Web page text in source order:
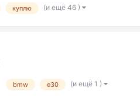
куплю (и ещё 46 )
bmw e30 (и ещё 1 )